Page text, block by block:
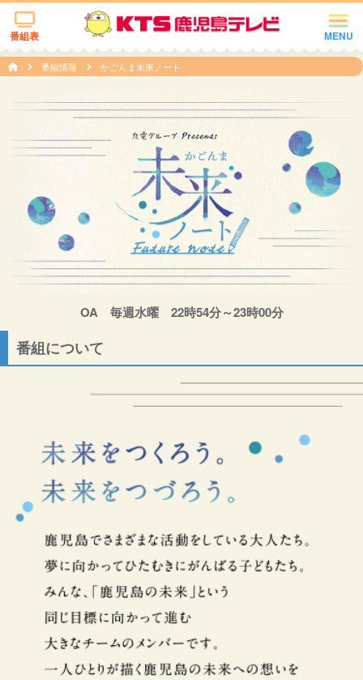
MENU
番組表
番組情報 かごんま未来ノート
OA 毎週水曜 22時54分～23時00分
番組について